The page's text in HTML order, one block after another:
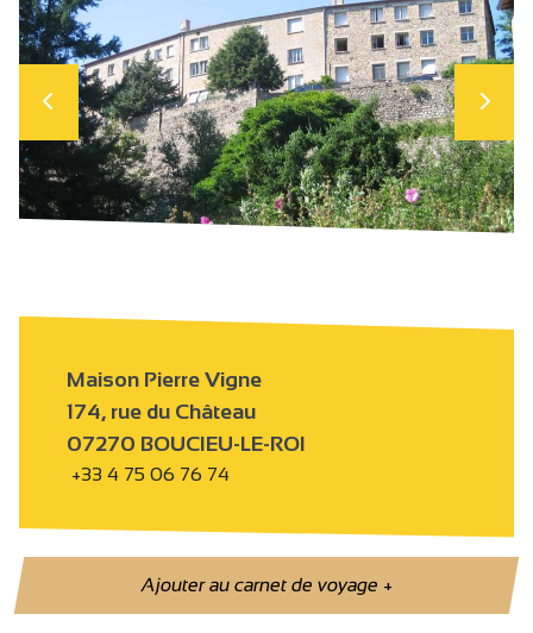
Maison Pierre Vigne
174, rue du Château
07270 BOUCIEU-LE-ROI
+33 4 75 06 76 74
Ajouter au carnet de voyage+